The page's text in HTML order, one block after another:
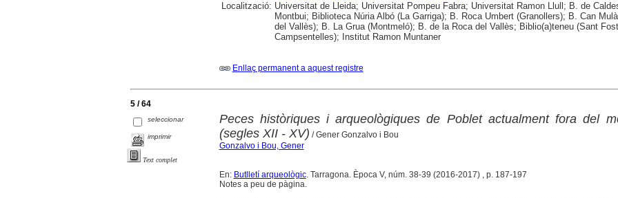
Localització: Universitat de Lleida; Universitat Pompeu Fabra; Universitat Ramon Llull; B. de
Montbui; Biblioteca Núria Albó (La Garriga); B. Roca Umbert (Granollers); B. Can
del Vallès); B. La Grua (Montmeló); B. de la Roca del Vallès; Biblio(a)teneu (Sant
Campsentelles); Institut Ramon Muntaner
Enllaç permanent a aquest registre
5 / 64
seleccionar
imprimir
Text complet
Peces històriques i arqueològiques de Poblet actualment fora del
(segles XII - XV) / Gener Gonzalvo i Bou
Gonzalvo i Bou, Gener
En: Butlletí arqueològic. Tarragona. Època V, núm. 38-39 (2016-2017) , p. 187-197
Notes a peu de pàgina.